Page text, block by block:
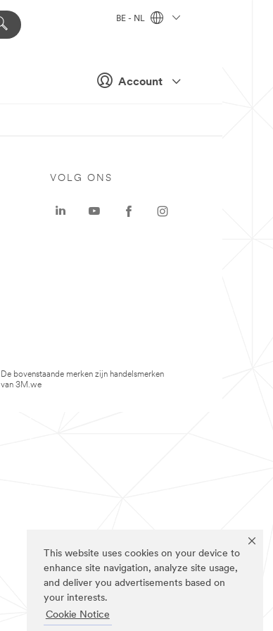
This website uses cookies on your device to
enhance site navigation, analyze site usage,
and deliver you advertisements based on
your interests.
Cookie Notice
Account
BE - NL
VOLG ONS
De bovenstaande merken zijn handelsmerken
van 3M.we